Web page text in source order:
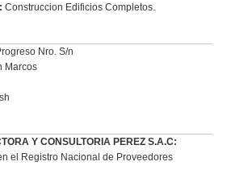
Construccion Edificios Completos.
Nro. S/n
Marcos
Y CONSULTORIA PEREZ S.A.C:
el Registro Nacional de Proveedores